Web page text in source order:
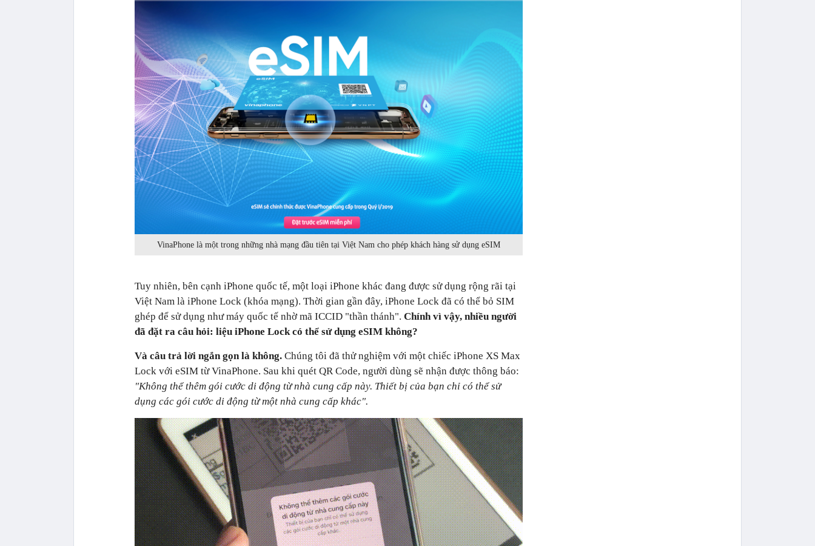
VinaPhone là một trong những nhà mạng đầu tiên tại Việt Nam cho phép khách hàng sử dụng eSIM
Tuy nhiên, bên cạnh iPhone quốc tế, một loại iPhone khác đang được sử dụng rộng rãi tại
Việt Nam là iPhone Lock (khóa mạng). Thời gian gần đây, iPhone Lock đã có thể bỏ SIM
ghép để sử dụng như máy quốc tế nhờ mã ICCID "thần thánh". Chính vì vậy, nhiều người
đã đặt ra câu hỏi: liệu iPhone Lock có thể sử dụng eSIM không?
Và câu trả lời ngắn gọn là không. Chúng tôi đã thử nghiệm với một chiếc iPhone XS Max
Lock với eSIM từ VinaPhone. Sau khi quét QR Code, người dùng sẽ nhận được thông báo:
"Không thể thêm gói cước di động từ nhà cung cấp này. Thiết bị của bạn chỉ có thể sử
dụng các gói cước di động từ một nhà cung cấp khác".